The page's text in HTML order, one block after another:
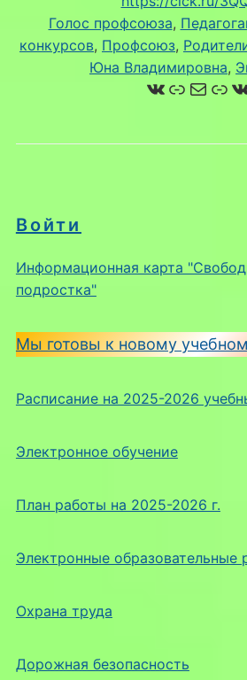
Войти
Информационная карта
подростка"
Мы готовы к новому
Расписание на 2025-2026
Электронное обучение
План работы на 2025-2026 г.
Электронные образовательные
Охрана труда
Дорожная безопасность
Голос профсоюза,
конкурсов, Профсоюз,
Юна Владимировна,
Ссылка